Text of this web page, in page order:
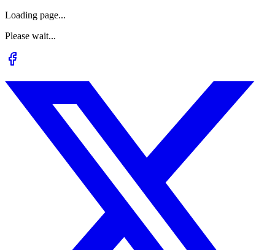
Loading page...
Please wait...